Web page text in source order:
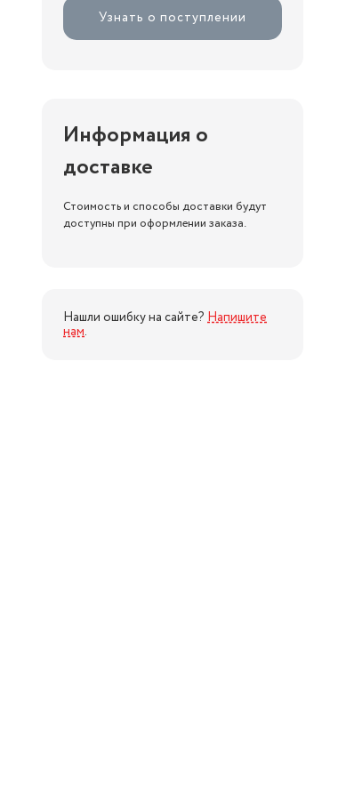
Узнать о поступлении
Информация о
доставке
Стоимость и способы доставки будут
доступны при оформлении заказа.
Нашли ошибку на сайте? Напишите
нам.